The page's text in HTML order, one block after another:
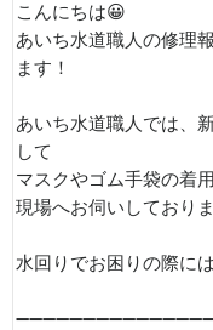
こんにちは😀
あいち水道職人の修理
ます！
あいち水道職人では、
して
マスクやゴム手袋の着
現場へお伺いしておりま
水回りでお困りの際に